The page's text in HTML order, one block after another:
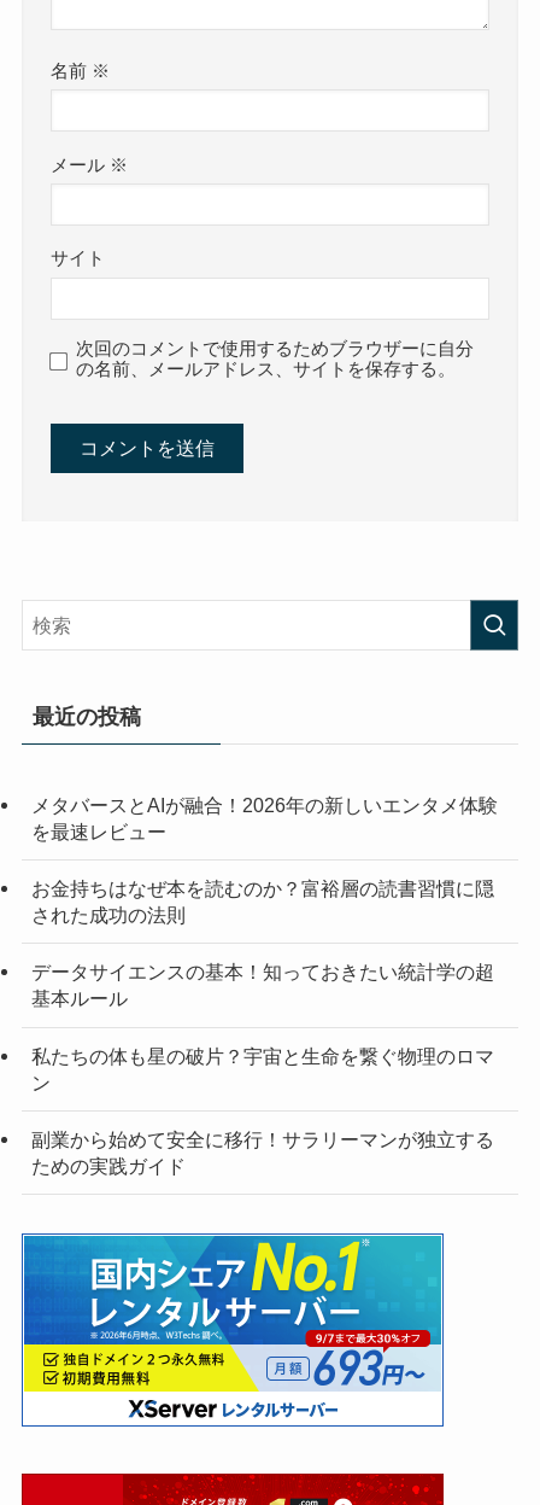
名前 ※
メール ※
サイト
次回のコメントで使用するためブラウザーに自分
の名前、メールアドレス、サイトを保存する。
最近の投稿
メタバースとAIが融合！2026年の新しいエンタメ体験
を最速レビュー
お金持ちはなぜ本を読むのか？富裕層の読書習慣に隠
された成功の法則
データサイエンスの基本！知っておきたい統計学の超
基本ルール
私たちの体も星の破片？宇宙と生命を繋ぐ物理のロマ
ン
副業から始めて安全に移行！サラリーマンが独立する
ための実践ガイド